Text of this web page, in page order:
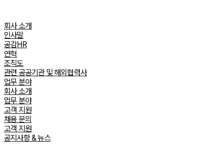
content
회사 소개
인사말
공감HR
연혁
조직도
관련 공공기관 및 해외협력사
업무 분야
회사 소개
업무 분야
고객 지원
채용 문의
고객 지원
공지사항 & 뉴스